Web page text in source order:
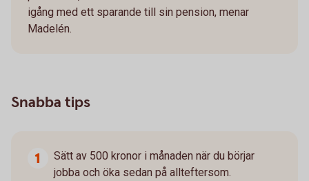
igång med ett sparande till sin pension, menar
Madelén.
Snabba tips
Sätt av 500 kronor i månaden när du börjar
jobba och öka sedan på allteftersom.